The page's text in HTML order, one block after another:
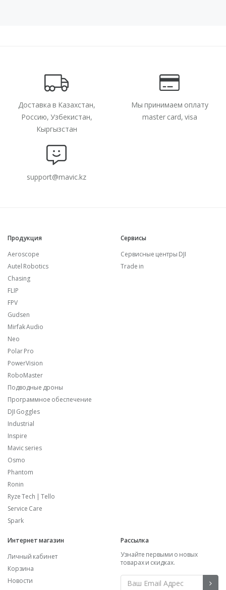
Доставка в Казахстан,
Россию, Узбекистан,
Кыргызстан
Мы принимаем оплату
master card, visa
support@mavic.kz
Продукция
Aeroscope
Autel Robotics
Chasing
FLIP
FPV
Gudsen
Mirfak Audio
Neo
Polar Pro
PowerVision
RoboMaster
Подводные дроны
Программное обеспечение
DJI Goggles
Industrial
Inspire
Mavic series
Osmo
Phantom
Ronin
Ryze Tech | Tello
Service Care
Spark
Сервисы
Сервисные центры DJI
Trade in
Интернет магазин
Личный кабинет
Корзина
Новости
Рассылка
Узнайте первыми о новых
товарах и скидках.